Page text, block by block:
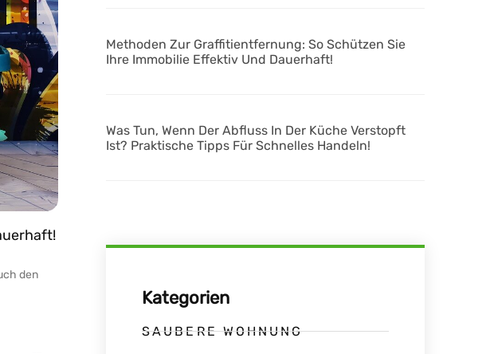
den
Methoden Zur Graffitientfernung: So Schützen Sie
Ihre Immobilie Effektiv Und Dauerhaft!
Was Tun, Wenn Der Abfluss In Der Küche Verstopft
Ist? Praktische Tipps Für Schnelles Handeln!
Kategorien
SAUBERE WOHNUNG